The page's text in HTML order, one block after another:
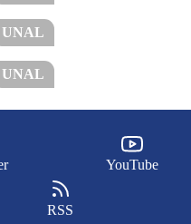
UNAL
UNAL
YouTube
RSS